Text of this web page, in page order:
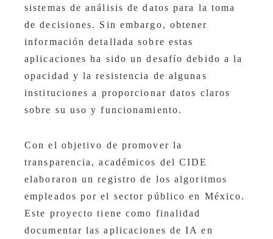
sistemas de análisis de datos para la toma
de decisiones. Sin embargo, obtener
información detallada sobre estas
aplicaciones ha sido un desafío debido a la
opacidad y la resistencia de algunas
instituciones a proporcionar datos claros
sobre su uso y funcionamiento.
Con el objetivo de promover la
transparencia, académicos del CIDE
elaboraron un registro de los algoritmos
empleados por el sector público en México.
Este proyecto tiene como finalidad
documentar las aplicaciones de IA en